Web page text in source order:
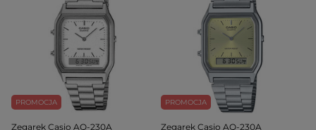
PROMOCJA
Zegarek Casio AQ-230A
PROMOCJA
Zegarek Casio AQ-230A